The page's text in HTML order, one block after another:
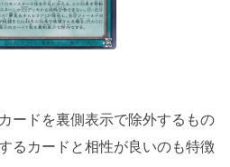
ードを裏側表示で除外するもの
るカードと相性が良いのも特徴